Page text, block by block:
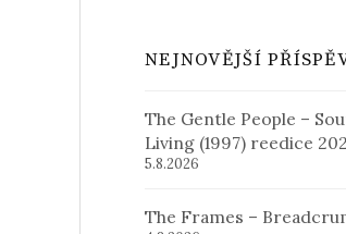
NEJNOVĚJŠÍ
The Gentle People –
Living (1997) reedice
5.8.2026
The Frames –